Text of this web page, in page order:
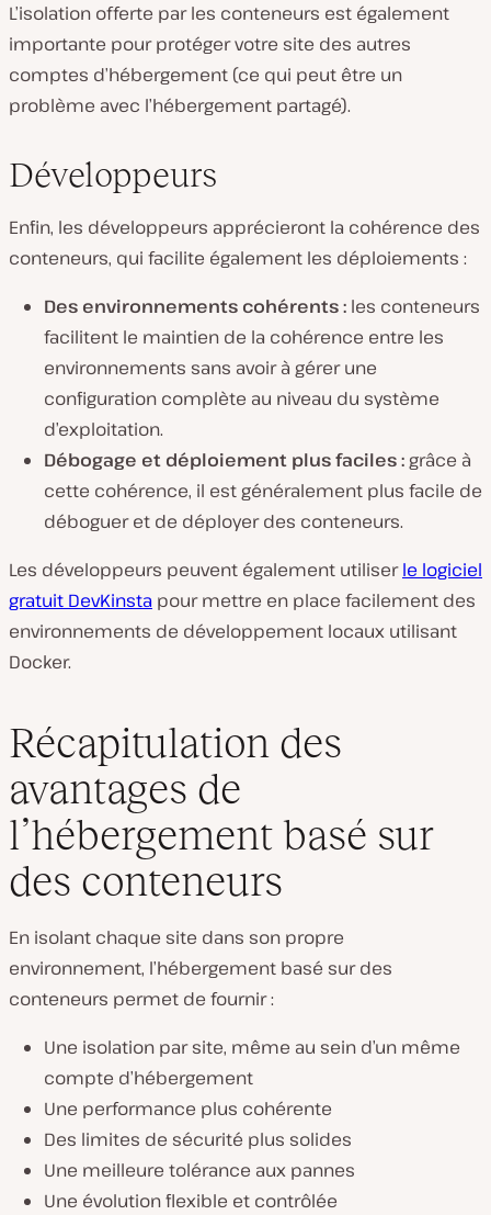
L’isolation offerte par les conteneurs est également
importante pour protéger votre site des autres
comptes d’hébergement (ce qui peut être un
problème avec l’hébergement partagé).
Développeurs
Enfin, les développeurs apprécieront la cohérence des
conteneurs, qui facilite également les déploiements :
Des environnements cohérents : les conteneurs
facilitent le maintien de la cohérence entre les
environnements sans avoir à gérer une
configuration complète au niveau du système
d’exploitation.
Débogage et déploiement plus faciles : grâce à
cette cohérence, il est généralement plus facile de
déboguer et de déployer des conteneurs.
Les développeurs peuvent également utiliserle logiciel
gratuit DevKinsta pour mettre en place facilement des
environnements de développement locaux utilisant
Docker.
Récapitulation des
avantages de
l’hébergement basé sur
des conteneurs
En isolant chaque site dans son propre
environnement, l’hébergement basé sur des
conteneurs permet de fournir :
Une isolation par site, même au sein d’un même
compte d’hébergement
Une performance plus cohérente
Des limites de sécurité plus solides
Une meilleure tolérance aux pannes
Une évolution flexible et contrôlée